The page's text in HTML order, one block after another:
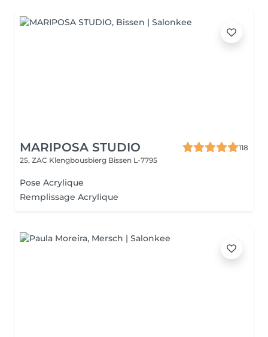
MARIPOSA STUDIO
118
25, ZAC Klengbousbierg Bissen L-7795
Pose Acrylique
Remplissage Acrylique